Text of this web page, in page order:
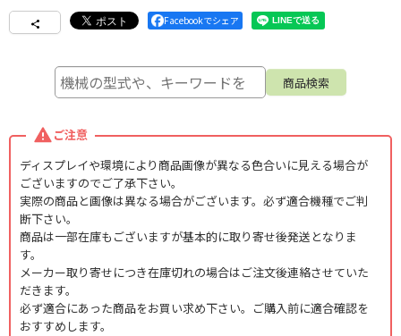
Facebookでシェア
ご注意
ディスプレイや環境により商品画像が異なる色合いに見える場合が
ございますのでご了承下さい。
実際の商品と画像は異なる場合がございます。必ず適合機種でご判
断下さい。
商品は一部在庫もございますが基本的に取り寄せ後発送となりま
す。
メーカー取り寄せにつき在庫切れの場合はご注文後連絡させていた
だきます。
必ず適合にあった商品をお買い求め下さい。ご購入前に適合確認を
おすすめします。